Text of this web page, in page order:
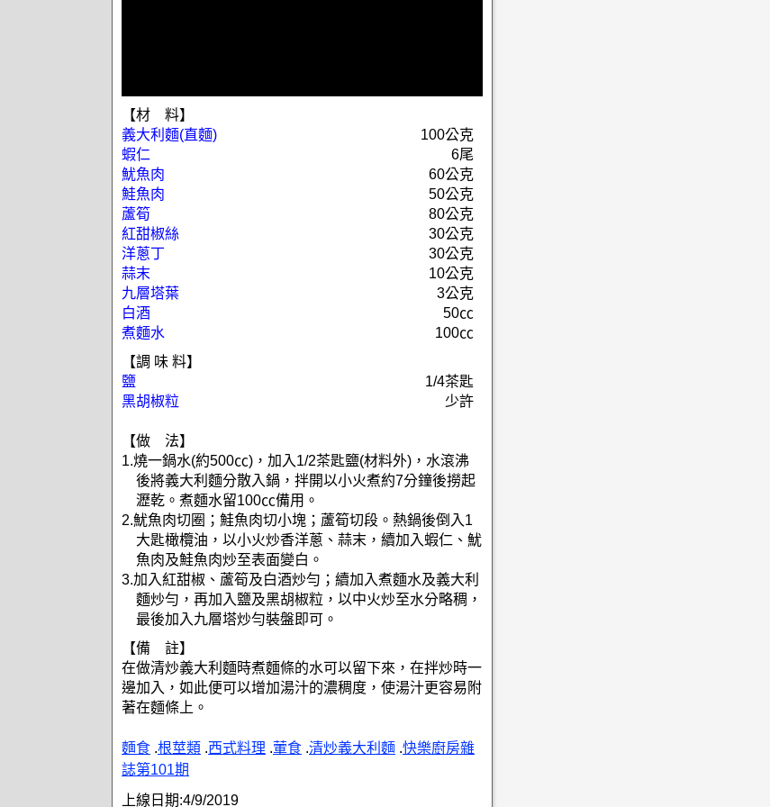
【材 料】
義大利麵(直麵)
100公克
蝦仁
6尾
魷魚肉
60公克
鮭魚肉
50公克
蘆筍
80公克
紅甜椒絲
30公克
洋蔥丁
30公克
蒜末
10公克
九層塔葉
3公克
白酒
50㏄
煮麵水
100㏄
【調 味 料】
鹽
1/4茶匙
黑胡椒粒
少許
【做 法】
1.燒一鍋水(約500㏄)，加入1/2茶匙鹽(材料外)，水滾沸
後將義大利麵分散入鍋，拌開以小火煮約7分鐘後撈起
瀝乾。煮麵水留100㏄備用。
2.魷魚肉切圈；鮭魚肉切小塊；蘆筍切段。熱鍋後倒入1
大匙橄欖油，以小火炒香洋蔥、蒜末，續加入蝦仁、魷
魚肉及鮭魚肉炒至表面變白。
3.加入紅甜椒、蘆筍及白酒炒勻；續加入煮麵水及義大利
麵炒勻，再加入鹽及黑胡椒粒，以中火炒至水分略稠，
最後加入九層塔炒勻裝盤即可。
【備 註】
在做清炒義大利麵時煮麵條的水可以留下來，在拌炒時一
邊加入，如此便可以增加湯汁的濃稠度，使湯汁更容易附
著在麵條上。
麵食 .根莖類 .西式料理 .葷食 .清炒義大利麵 .快樂廚房雜
誌第101期
上線日期:4/9/2019